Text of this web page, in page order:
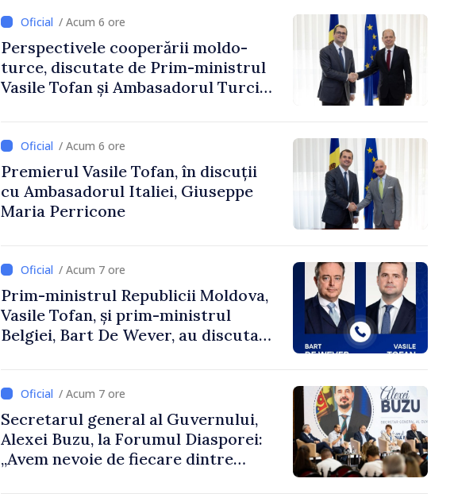
/ Acum 6 ore
Perspectivele cooperării moldo-
turce, discutate de Prim-ministrul
Vasile Tofan și Ambasadorul Turciei,
/ Acum 6 ore
Premierul Vasile Tofan, în discuții
cu Ambasadorul Italiei, Giuseppe
Maria Perricone
/ Acum 7 ore
Prim-ministrul Republicii Moldova,
Vasile Tofan, și prim-ministrul
Belgiei, Bart De Wever, au discutat
/ Acum 7 ore
Secretarul general al Guvernului,
Alexei Buzu, la Forumul Diasporei:
„Avem nevoie de fiecare dintre